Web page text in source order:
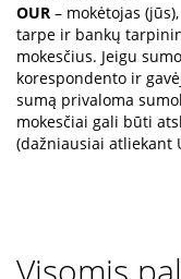
OUR – mokėtojas
tarpe ir bankų
mokesčius. Jeigu
korespondento ir
sumą privaloma
mokesčiai gali būti
(dažniausiai atliekant